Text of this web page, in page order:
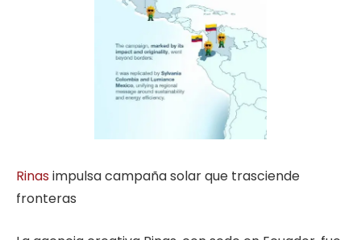
Rinasimpulsa campaña solar que trasciende
fronteras